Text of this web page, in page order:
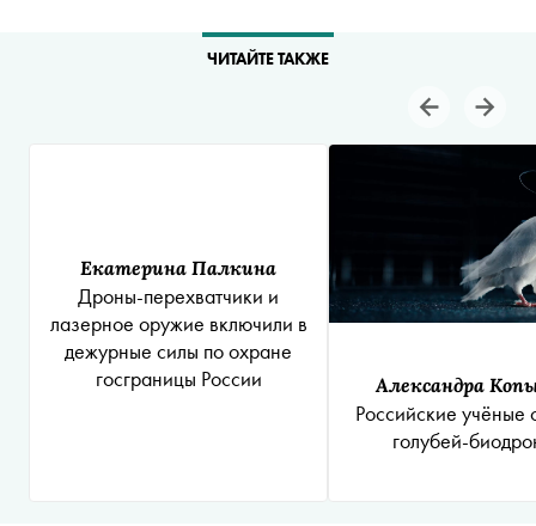
ЧИТАЙТЕ ТАКЖЕ
Екатерина Палкина
Дроны-перехватчики и
лазерное оружие включили в
дежурные силы по охране
госграницы России
Александра
Российские учёные
голубей-